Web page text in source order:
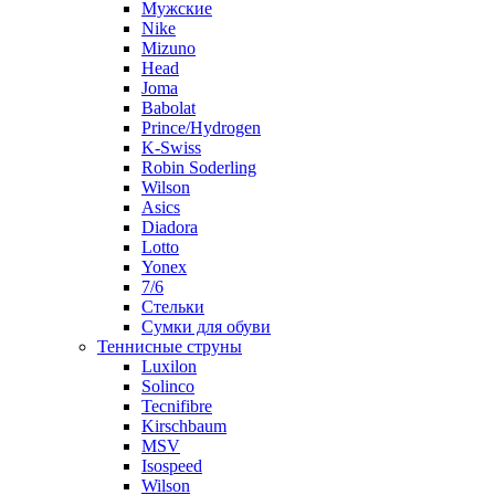
Мужские
Nike
Mizuno
Head
Joma
Babolat
Prince/Hydrogen
K-Swiss
Robin Soderling
Wilson
Asics
Diadora
Lotto
Yonex
7/6
Стельки
Сумки для обуви
Теннисные струны
Luxilon
Solinco
Tecnifibre
Kirschbaum
MSV
Isospeed
Wilson